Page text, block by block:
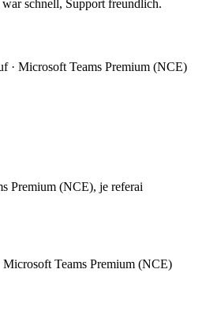
schnell, Support freundlich.
· Microsoft Teams Premium (NCE)
Premium (NCE), je referai
Microsoft Teams Premium (NCE)